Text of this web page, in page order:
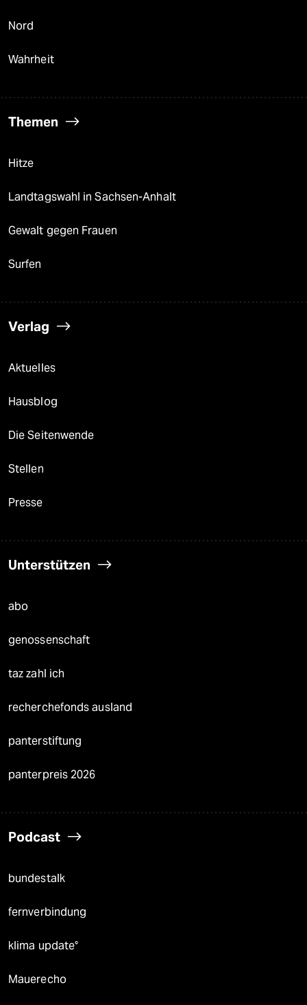
Nord
Wahrheit
Themen
Hitze
Landtagswahl in Sachsen-Anhalt
Gewalt gegen Frauen
Surfen
Verlag
Aktuelles
Hausblog
Die Seitenwende
Stellen
Presse
Unterstützen
abo
genossenschaft
taz zahl ich
recherchefonds ausland
panterstiftung
panterpreis 2026
Podcast
bundestalk
fernverbindung
klima update°
Mauerecho